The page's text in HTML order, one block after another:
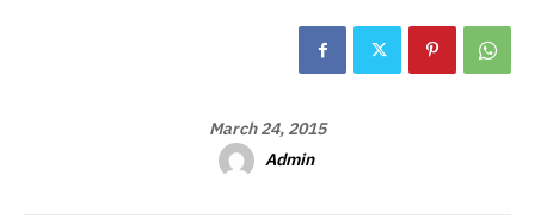
March 24, 2015
Admin